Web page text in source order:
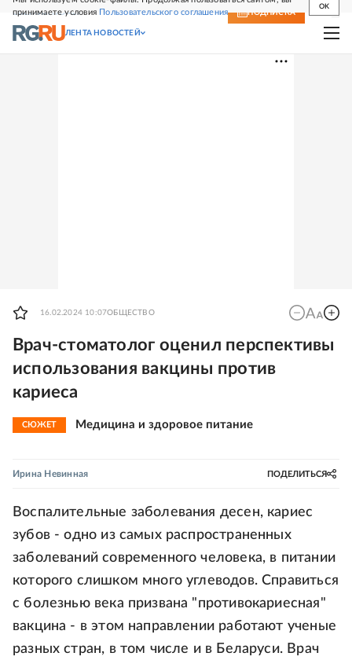
принимаете условия Пользовательского соглашения
OK
СВЕЖИЙ НОМЕР ПОДПИСКА
ЛЕНТА НОВОСТЕЙ
16.02.2024 10:07ОБЩЕСТВО
Врач-стоматолог оценил перспективы
использования вакцины против
кариеса
СЮЖЕТ Медицина и здоровое питание
Ирина Невинная ПОДЕЛИТЬСЯ
Воспалительные заболевания десен, кариес
зубов - одно из самых распространенных
заболеваний современного человека, в питании
которого слишком много углеводов. Справиться
с болезнью века призвана "противокариесная"
вакцина - в этом направлении работают ученые
разных стран, в том числе и в Беларуси. Врач